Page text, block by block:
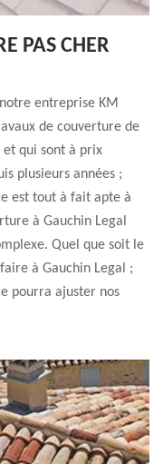
PAS CHER
entreprise KM
de couverture de
et qui sont à prix
plusieurs années ;
est tout à fait apte à
à Gauchin Legal
Quel que soit le
à Gauchin Legal ;
pourra ajuster nos